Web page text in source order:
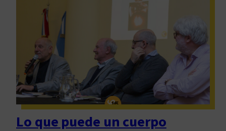
r
c
a
e
b
u
e
n
Lo que puede un cuerpo